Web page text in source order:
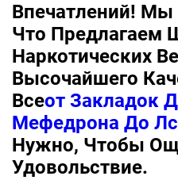
Впечатлений! Мы
Что Предлагаем
Наркотических
Высочайшего
ВсеОт Закладок
Мефедрона До
Нужно, Чтобы
Удовольствие.